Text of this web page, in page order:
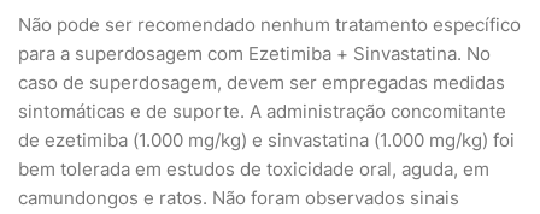
Não pode ser recomendado nenhum tratamento específico
para a superdosagem com Ezetimiba + Sinvastatina. No
caso de superdosagem, devem ser empregadas medidas
sintomáticas e de suporte. A administração concomitante
de ezetimiba (1.000 mg/kg) e sinvastatina (1.000 mg/kg) foi
bem tolerada em estudos de toxicidade oral, aguda, em
camundongos e ratos. Não foram observados sinais